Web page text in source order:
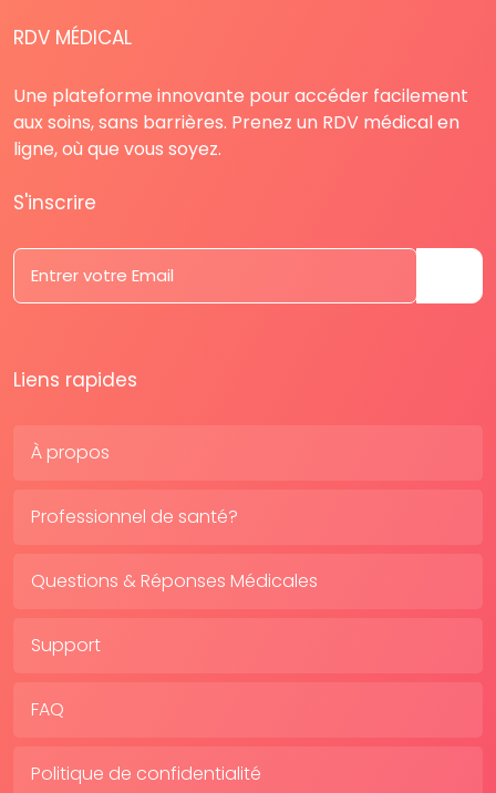
RDV MÉDICAL
Une plateforme innovante pour accéder facilement
aux soins, sans barrières. Prenez un RDV médical en
ligne, où que vous soyez.
S'inscrire
Liens rapides
À propos
Professionnel de santé?
Questions & Réponses Médicales
Support
FAQ
Politique de confidentialité